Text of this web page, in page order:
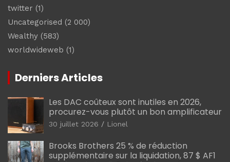
twitter (1)
Uncategorised (2 000)
Wealthy (583)
worldwideweb (1)
Derniers Articles
Les DAC coûteux sont inutiles en 2026,
procurez-vous plutôt un bon amplificateur
30 juillet 2026 Lionel
Brooks Brothers 25 % de réduction
supplémentaire sur la liquidation, 87 $ AF1